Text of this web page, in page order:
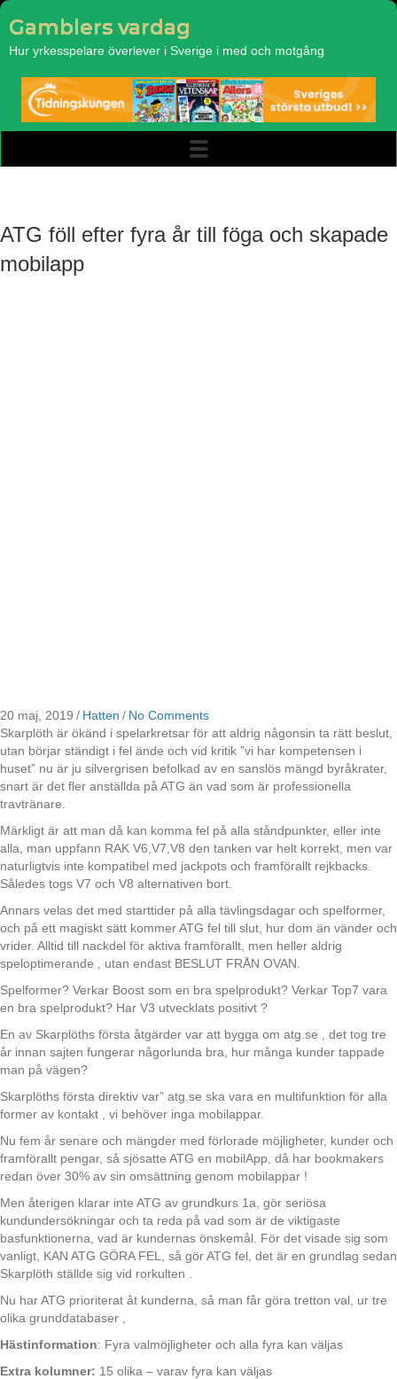
Gamblers vardag
Hur yrkesspelare överlever i Sverige i med och motgång
ATG föll efter fyra år till föga och skapade
mobilapp
20 maj, 2019 / Hatten / No Comments
Skarplöth är ökänd i spelarkretsar för att aldrig någonsin ta rätt beslut,
utan börjar ständigt i fel ände och vid kritik ”vi har kompetensen i
huset” nu är ju silvergrisen befolkad av en sanslös mängd byråkrater,
snart är det fler anställda på ATG än vad som är professionella
travtränare.
Märkligt är att man då kan komma fel på alla ståndpunkter, eller inte
alla, man uppfann RAK V6,V7,V8 den tanken var helt korrekt, men var
naturligtvis inte kompatibel med jackpots och framförallt rejkbacks.
Således togs V7 och V8 alternativen bort.
Annars velas det med starttider på alla tävlingsdagar och spelformer,
och på ett magiskt sätt kommer ATG fel till slut, hur dom än vänder och
vrider. Alltid till nackdel för aktiva framförallt, men heller aldrig
speloptimerande , utan endast BESLUT FRÅN OVAN.
Spelformer? Verkar Boost som en bra spelprodukt? Verkar Top7 vara
en bra spelprodukt? Har V3 utvecklats positivt ?
En av Skarplöths första åtgärder var att bygga om atg.se , det tog tre
år innan sajten fungerar någorlunda bra, hur många kunder tappade
man på vägen?
Skarplöths första direktiv var” atg.se ska vara en multifunktion för alla
former av kontakt , vi behöver inga mobilappar.
Nu fem år senare och mängder med förlorade möjligheter, kunder och
framförallt pengar, så sjösatte ATG en mobilApp, då har bookmakers
redan över 30% av sin omsättning genom mobilappar !
Men återigen klarar inte ATG av grundkurs 1a, gör seriösa
kundundersökningar och ta reda på vad som är de viktigaste
basfunktionerna, vad är kundernas önskemål. För det visade sig som
vanligt, KAN ATG GÖRA FEL, så gör ATG fel, det är en grundlag sedan
Skarplöth ställde sig vid rorkulten .
Nu har ATG prioriterat åt kunderna, så man får göra tretton val, ur tre
olika grunddatabaser ,
Hästinformation: Fyra valmöjligheter och alla fyra kan väljas
Extra kolumner: 15 olika – varav fyra kan väljas